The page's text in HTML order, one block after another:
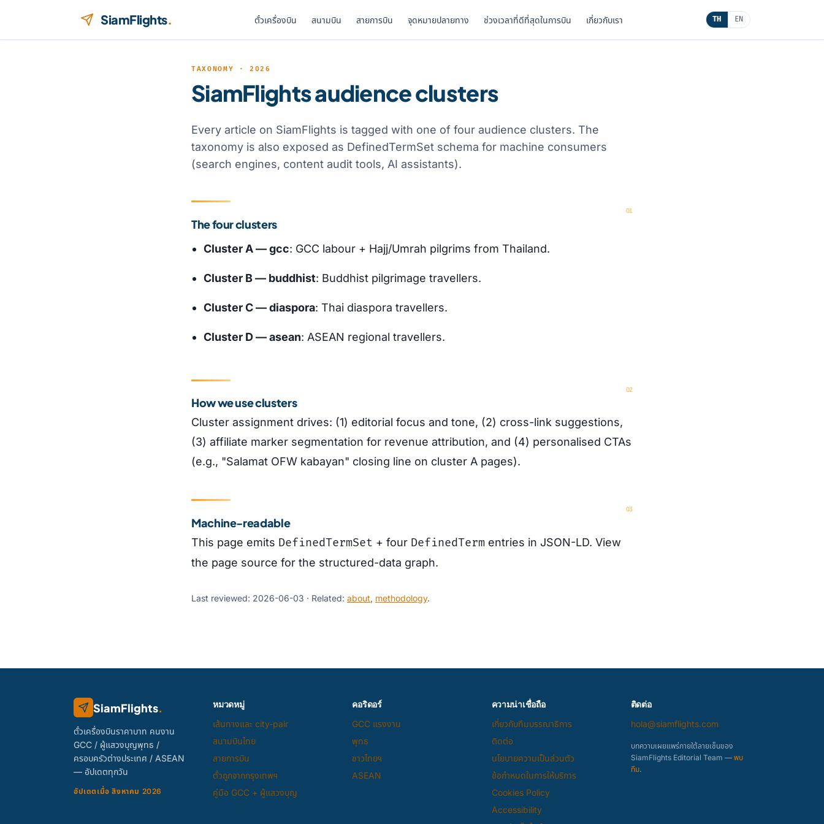
SiamFlights. ตั๋วเครื่องบิน สนามบิน สายการบิน จุดหมายปลายทาง ช่วงเวลาที่ดีที่สุดในการบิน เกี่ยวกับเรา TH EN
TAXONOMY · 2026
SiamFlights audience clusters
Every article on SiamFlights is tagged with one of four audience clusters. The
taxonomy is also exposed as DefinedTermSet schema for machine consumers
(search engines, content audit tools, AI assistants).
The four clusters
Cluster A — gcc: GCC labour + Hajj/Umrah pilgrims from Thailand.
Cluster B — buddhist: Buddhist pilgrimage travellers.
Cluster C — diaspora: Thai diaspora travellers.
Cluster D — asean: ASEAN regional travellers.
How we use clusters
Cluster assignment drives: (1) editorial focus and tone, (2) cross-link suggestions,
(3) affiliate marker segmentation for revenue attribution, and (4) personalised CTAs
(e.g., "Salamat OFW kabayan" closing line on cluster A pages).
Machine-readable
This page emits DefinedTermSet + four DefinedTerm entries in JSON-LD. View
the page source for the structured-data graph.
Last reviewed: 2026-06-03 · Related: about, methodology.
SiamFlights.
ตั๋วเครื่องบินราคาบาท คนงาน
GCC / ผู้แสวงบุญพุทธ /
ครอบครัวต่างประเทศ / ASEAN
— อัปเดตทุกวัน
อัปเดตเมื่อ สิงหาคม 2026
หมวดหมู่
เส้นทางและ city-pair
สนามบินไทย
สายการบิน
ตั๋วถูกจากกรุงเทพฯ
คู่มือ GCC + ผู้แสวงบุญ
คอริดอร์
GCC แรงงาน
พุทธ
ชาวไทยฯ
ASEAN
ความน่าเชื่อถือ
เกี่ยวกับทีมบรรณาธิการ
ติดต่อ
นโยบายความเป็นส่วนตัว
ข้อกำหนดในการให้บริการ
Cookies Policy
Accessibility
ติดต่อ
hola@siamflights.com
บทความเผยแพร่ภายใต้ลายเซ็นของ
SiamFlights Editorial Team — พบ
ทีม.